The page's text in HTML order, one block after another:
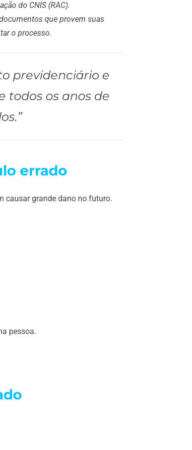
do CNIS (RAC).
que provem suas
o processo.
previdenciário e
todos os anos de
errado
causar grande dano no futuro.
pessoa.